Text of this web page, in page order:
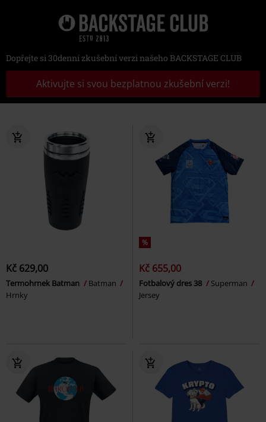
Dopřejte si 30denní zkušební verzi našeho BACKSTAGE CLUB
Aktivujte si svou bezplatnou zkušební verzi!
Kč 629,00
Termohrnek Batman
Batman
Hrnky
%
Kč 655,00
Fotbalový dres 38
Superman
Jersey